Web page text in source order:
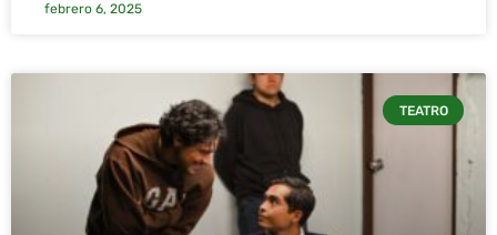
febrero 6, 2025
TEATRO